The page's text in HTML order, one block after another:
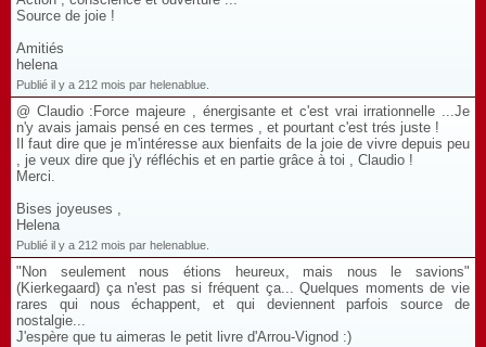
Source de joie !
Amitiés
helena
Publié il y a 212 mois par helenablue.
@ Claudio :Force majeure , énergisante et c'est vrai irrationnelle ...Je
n'y avais jamais pensé en ces termes , et pourtant c'est trés juste !
Il faut dire que je m'intéresse aux bienfaits de la joie de vivre depuis peu
, je veux dire que j'y réfléchis et en partie grâce à toi , Claudio !
Merci.
Bises joyeuses ,
Helena
Publié il y a 212 mois par helenablue.
"Non seulement nous étions heureux, mais nous le savions"
(Kierkegaard) ça n'est pas si fréquent ça... Quelques moments de vie
rares qui nous échappent, et qui deviennent parfois source de
nostalgie...
J'espère que tu aimeras le petit livre d'Arrou-Vignod :)